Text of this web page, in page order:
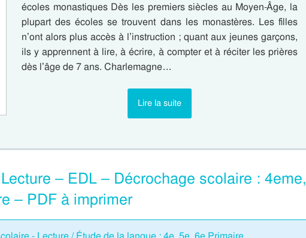
écoles monastiques Dès les premiers siècles au Moyen-Âge, la
plupart des écoles se trouvent dans les monastères. Les filles
n’ont alors plus accès à l’instruction ; quant aux jeunes garçons,
ils y apprennent à lire, à écrire, à compter et à réciter les prières
dès l’âge de 7 ans. Charlemagne…
Lire la suite
– EDL – Décrochage scolaire : 4eme,
– PDF à imprimer